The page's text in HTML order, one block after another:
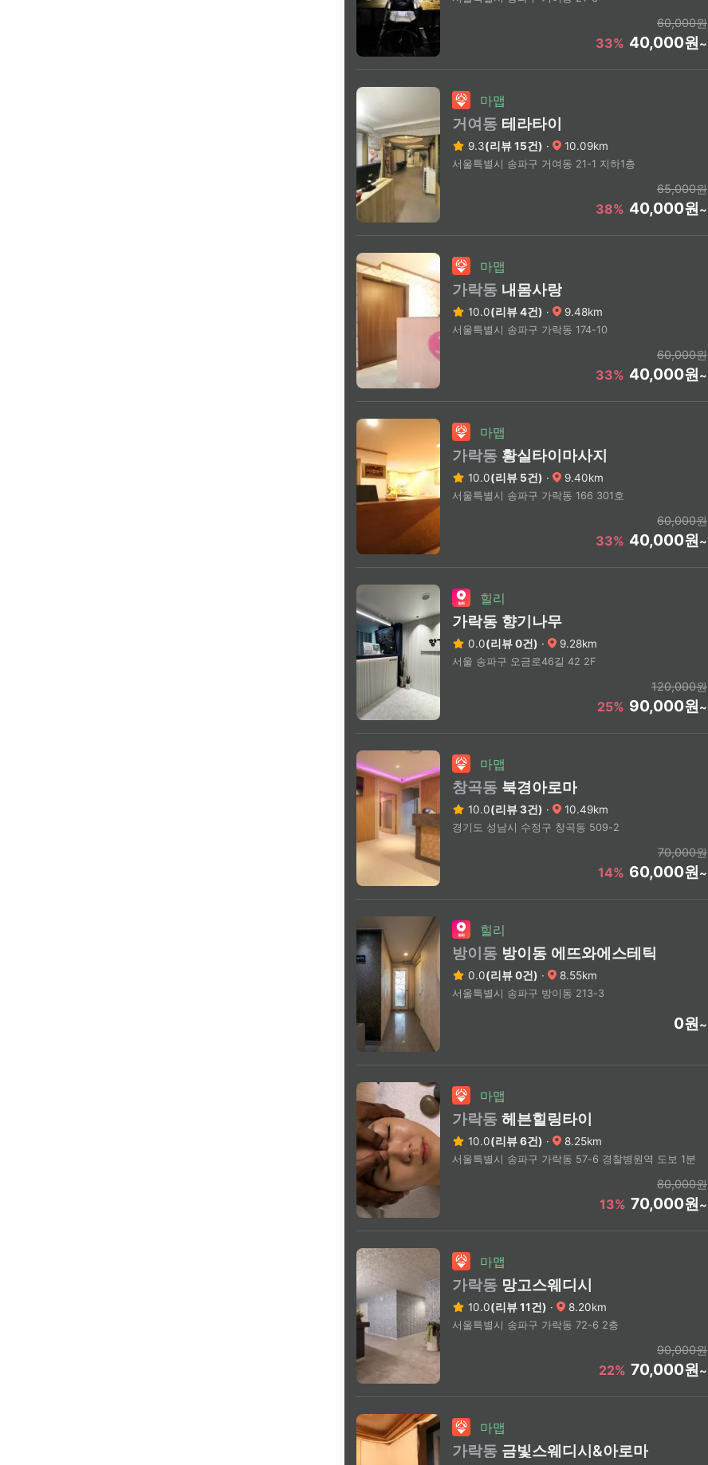
60,000원
33% 40,000원~
마맵
거여동 테라타이
9.3(리뷰 15건) · 10.09km
서울특별시 송파구 거여동 21-1 지하1층
65,000원
38% 40,000원~
마맵
가락동 내몸사랑
10.0(리뷰 4건) · 9.48km
서울특별시 송파구 가락동 174-10
60,000원
33% 40,000원~
마맵
가락동 황실타이마사지
10.0(리뷰 5건) · 9.40km
서울특별시 송파구 가락동 166 301호
60,000원
33% 40,000원~
힐리
가락동 향기나무
0.0(리뷰 0건) · 9.28km
서울 송파구 오금로46길 42 2F
120,000원
25% 90,000원~
마맵
창곡동 북경아로마
10.0(리뷰 3건) · 10.49km
경기도 성남시 수정구 창곡동 509-2
70,000원
14% 60,000원~
힐리
방이동 방이동 에뜨와에스테틱
0.0(리뷰 0건) · 8.55km
서울특별시 송파구 방이동 213-3
0원~
마맵
가락동 헤븐힐링타이
10.0(리뷰 6건) · 8.25km
서울특별시 송파구 가락동 57-6 경찰병원역 도보 1분
80,000원
13% 70,000원~
마맵
가락동 망고스웨디시
10.0(리뷰 11건) · 8.20km
서울특별시 송파구 가락동 72-6 2층
90,000원
22% 70,000원~
마맵
가락동 금빛스웨디시&아로마